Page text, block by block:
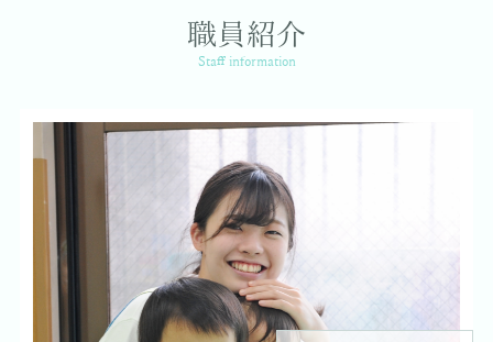
職員紹介
Staff information